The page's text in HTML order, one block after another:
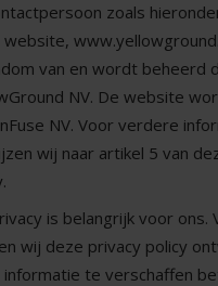
zoals
website,
van en wordt beheerd
NV. De website
NV. Voor verdere
wij naar artikel 5 van
is belangrijk voor ons.
wij deze privacy policy
informatie te verschaffen